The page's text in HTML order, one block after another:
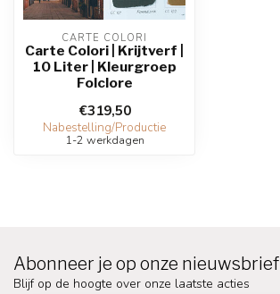
CARTE COLORI
Carte Colori | Krijtverf |
10 Liter | Kleurgroep
Folclore
€319,50
Nabestelling/Productie
1-2 werkdagen
Abonneer je op onze nieuwsbrief
Blijf op de hoogte over onze laatste acties